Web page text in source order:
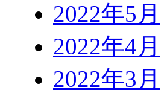
2022年5月
2022年4月
2022年3月